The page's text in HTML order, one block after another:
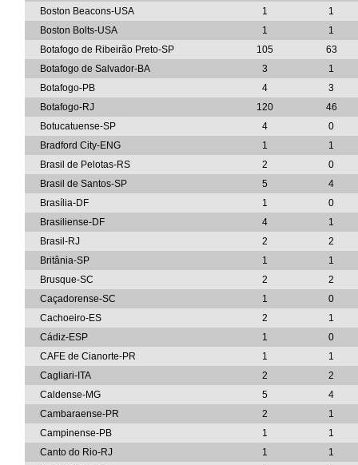
Boston Beacons-USA
1
1
Boston Bolts-USA
1
1
Botafogo de Ribeirão Preto-SP
105
63
Botafogo de Salvador-BA
3
1
Botafogo-PB
4
3
Botafogo-RJ
120
46
Botucatuense-SP
4
0
Bradford City-ENG
1
1
Brasil de Pelotas-RS
2
0
Brasil de Santos-SP
5
4
Brasília-DF
1
0
Brasiliense-DF
4
1
Brasil-RJ
2
2
Britânia-SP
1
1
Brusque-SC
2
2
Caçadorense-SC
1
0
Cachoeiro-ES
2
1
Cádiz-ESP
1
0
CAFE de Cianorte-PR
1
1
Cagliari-ITA
2
2
Caldense-MG
5
4
Cambaraense-PR
2
1
Campinense-PB
1
1
Canto do Rio-RJ
1
1